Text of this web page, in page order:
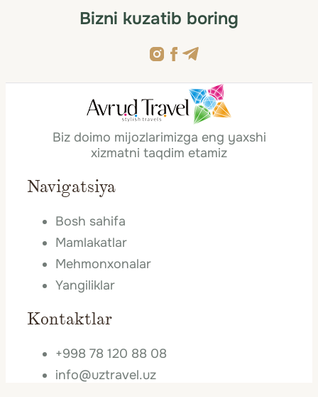
Bizni kuzatib boring
Biz doimo mijozlarimizga eng yaxshi
xizmatni taqdim etamiz
Navigatsiya
Bosh sahifa
Mamlakatlar
Mehmonxonalar
Yangiliklar
Kontaktlar
+998 78 120 88 08
info@uztravel.uz